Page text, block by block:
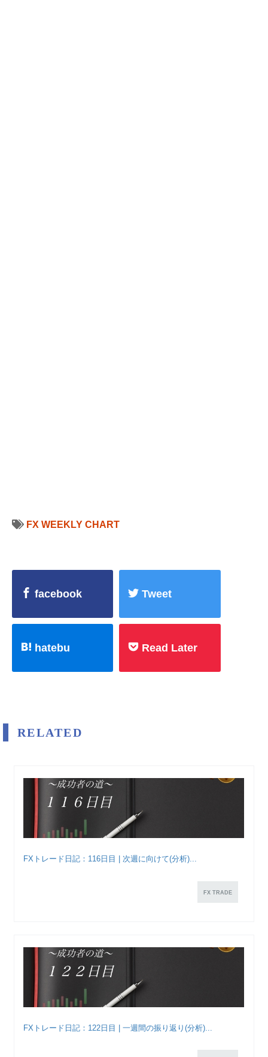
FX WEEKLY CHART
facebook Tweet
hatebu Read Later
RELATED
FXトレード日記：116日目 | 次週に向けて(分析)...
FX TRADE
FXトレード日記：122日目 | 一週間の振り返り(分析)...